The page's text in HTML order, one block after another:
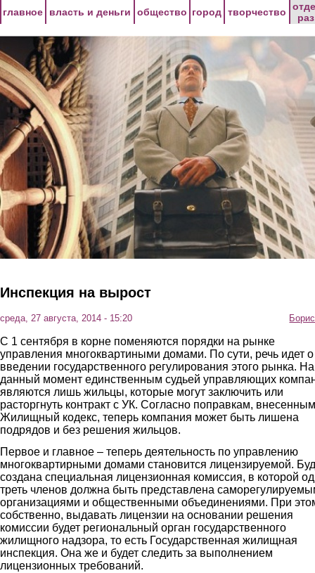
главное власть и деньги общество город творчество
Инспекция на вырост
среда, 27 августа, 2014 - 15:20
С 1 сентября в корне поменяются порядки на рынке
управления многоквартиными домами. По сути, речь идет о
введении государственного регулирования этого рынка. На
данный момент единственным судьей управляющих
являются лишь жильцы, которые могут заключить или
расторгнуть контракт с УК. Согласно поправкам,
Жилищный кодекс, теперь компания может быть лишена
подрядов и без решения жильцов.
Первое и главное – теперь деятельность по управлению
многоквартирными домами становится лицензируемой.
создана специальная лицензионная комиссия, в которой
треть членов должна быть представлена
организациями и общественными объединениями. При
собственно, выдавать лицензии на основании решения
комиссии будет региональный орган государственного
жилищного надзора, то есть Государственная жилищная
инспекция. Она же и будет следить за выполнением
лицензионных требований.